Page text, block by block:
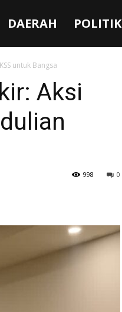
DAERAH POLITIK
untuk Bangsa
Aksi
0
998